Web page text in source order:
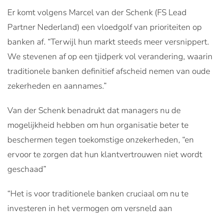
Er komt volgens Marcel van der Schenk (FS Lead
Partner Nederland) een vloedgolf van prioriteiten op
banken af. “Terwijl hun markt steeds meer versnippert.
We stevenen af op een tjidperk vol verandering, waarin
traditionele banken definitief afscheid nemen van oude
zekerheden en aannames.”
Van der Schenk benadrukt dat managers nu de
mogelijkheid hebben om hun organisatie beter te
beschermen tegen toekomstige onzekerheden, “en
ervoor te zorgen dat hun klantvertrouwen niet wordt
geschaad”
“Het is voor traditionele banken cruciaal om nu te
investeren in het vermogen om versneld aan